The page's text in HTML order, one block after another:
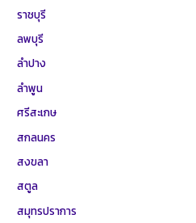
ราชบุรี
ลพบุรี
ลำปาง
ลำพูน
ศรีสะเกษ
สกลนคร
สงขลา
สตูล
สมุทรปราการ